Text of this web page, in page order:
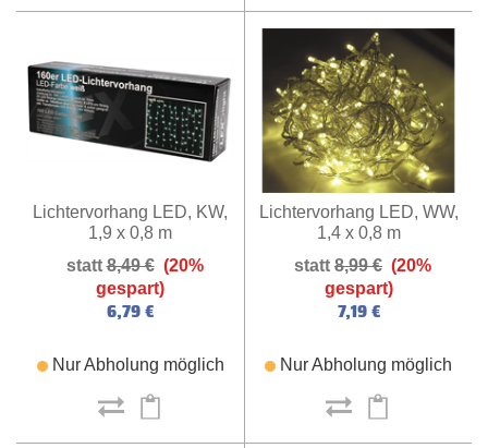
Lichtervorhang LED, KW,
1,9 x 0,8 m
8,49 € (20%
gespart)
6,79 €
Nur Abholung möglich
Lichtervorhang LED, WW,
1,4 x 0,8 m
8,99 € (20%
gespart)
7,19 €
Nur Abholung möglich